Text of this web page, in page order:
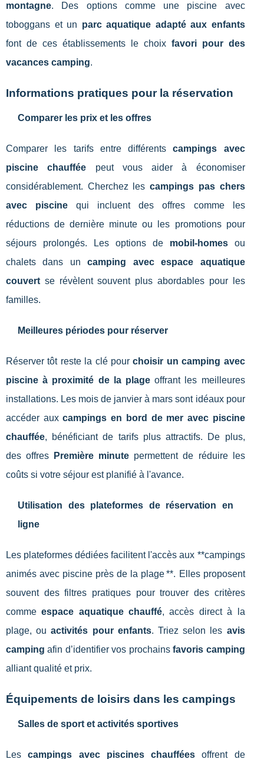
montagne. Des options comme une piscine avec
toboggans et un parc aquatique adapté aux enfants
font de ces établissements le choix favori pour des
vacances camping.
Informations pratiques pour la réservation
Comparer les prix et les offres
Comparer les tarifs entre différentscampings avec
piscine chauffée peut vous aider à économiser
considérablement. Cherchez lescampings pas chers
avec piscine qui incluent des offres comme les
réductions de dernière minute ou les promotions pour
séjours prolongés. Les options de mobil-homesou
chalets dans uncamping avec espace aquatique
couvert se révèlent souvent plus abordables pour les
familles.
Meilleures périodes pour réserver
Réserver tôt reste la clé pourchoisir un camping avec
piscine à proximité de la plage offrant les meilleures
installations. Les mois de janvier à mars sont idéaux pour
accéder auxcampings en bord de mer avec piscine
chauffée, bénéficiant de tarifs plus attractifs. De plus,
des offres
Première minute permettent de réduire les
coûts si votre séjour est planifié à l'avance.
Utilisation des plateformes de réservation en
ligne
Les plateformes dédiées facilitent l'accès aux **campings
animés avec piscine près de la plage **. Elles proposent
souvent des filtres pratiques pour trouver des critères
commeespace aquatique chauffé, accès direct à la
plage, ouactivités pour enfants. Triez selon les avis
camping afin d’identifier vos prochainsfavoris camping
alliant qualité et prix.
Équipements de loisirs dans les campings
Salles de sport et activités sportives
Lescampings avec piscines chauffées offrent de